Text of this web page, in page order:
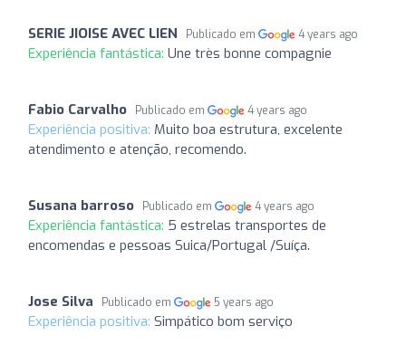
SERIE JIOISE AVEC LIEN Publicado em 4 years ago
Experiência fantástica: Une très bonne compagnie
Fabio Carvalho Publicado em 4 years ago
Experiência positiva: Muito boa estrutura, excelente
atendimento e atenção, recomendo.
Susana barroso Publicado em 4 years ago
Experiência fantástica: 5 estrelas transportes de
encomendas e pessoas Suica/Portugal /Suíça.
Jose Silva Publicado em 5 years ago
Experiência positiva: Simpático bom serviço